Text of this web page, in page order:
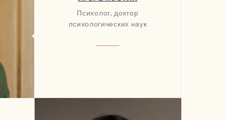
Психолог, доктор
психологических наук